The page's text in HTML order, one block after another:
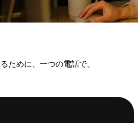
ために、一つの電話で。